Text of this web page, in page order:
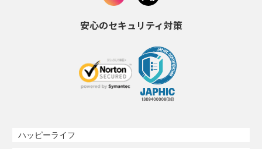
安心のセキュリティ対策
ハッピーライフ